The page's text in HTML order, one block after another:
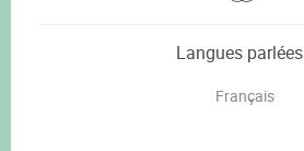
Langues parlées
Français